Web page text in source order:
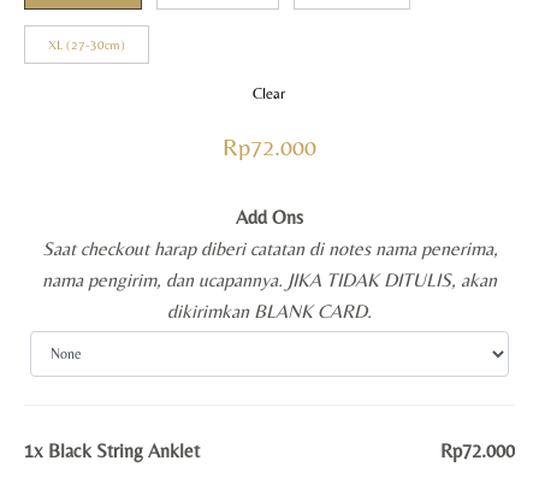
XL (27-30cm)
Clear
Rp72.000
Add Ons
Saat checkout harap diberi catatan di notes nama penerima,
nama pengirim, dan ucapannya. JIKA TIDAK DITULIS, akan
dikirimkan BLANK CARD.
1x Black String Anklet Rp72.000